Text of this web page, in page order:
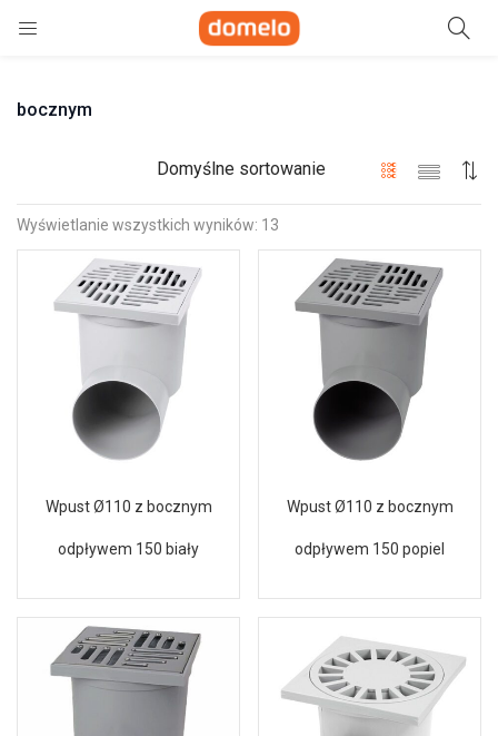
Szukaj
bocznym
Wyświetlanie wszystkich wyników: 13
Domyślne sortowanie
Wpust Ø110 z bocznym
odpływem 150 biały
Wpust Ø110 z bocznym
odpływem 150 popiel